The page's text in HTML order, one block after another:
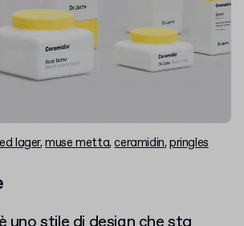
lager,muse metta,ceramidin,pringles